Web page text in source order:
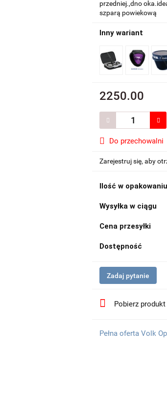
przedniej.,dno
szparą powiekową
Inny wariant
2250.00
Do przechowalni
Zarejestruj się, aby
Ilość w opakowaniu
Wysyłka w ciągu
Cena przesyłki
Dostępność
Zadaj pytanie
Pobierz produkt
Pełna oferta Volk